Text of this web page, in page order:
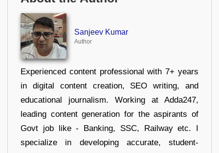
Sanjeev Kumar
Author
Experienced content professional with 7+ years
in digital content creation, SEO writing, and
educational journalism. Working at Adda247,
leading content generation for the aspirants of
Govt job like - Banking, SSC, Railway etc. I
specialize in developing accurate, student-